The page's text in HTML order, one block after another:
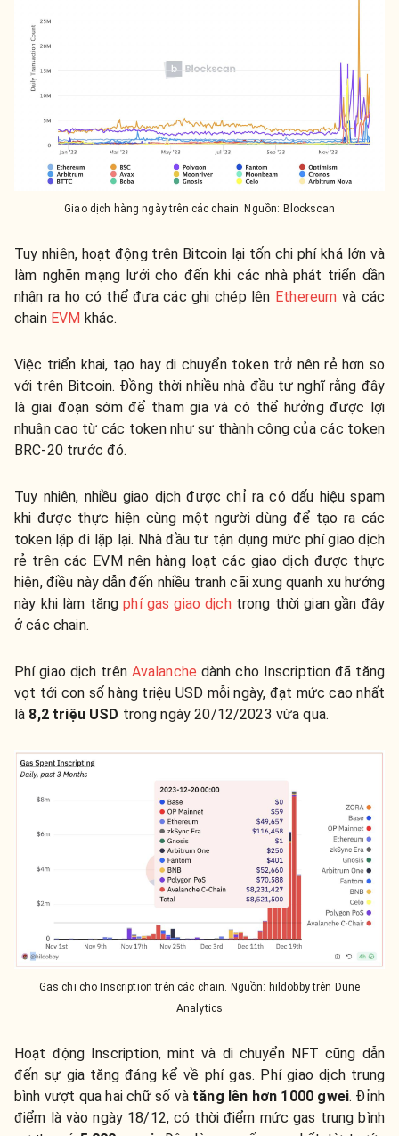
Giao dịch hàng ngày trên các chain. Nguồn: Blockscan
Tuy nhiên, hoạt động trên Bitcoin lại tốn chi phí khá lớn và
làm nghẽn mạng lưới cho đến khi các nhà phát triển dần
nhận ra họ có thể đưa các ghi chép lên Ethereum và các
chain EVM khác.
Việc triển khai, tạo hay di chuyển token trở nên rẻ hơn so
với trên Bitcoin. Đồng thời nhiều nhà đầu tư nghĩ rằng đây
là giai đoạn sớm để tham gia và có thể hưởng được lợi
nhuận cao từ các token như sự thành công của các token
BRC-20 trước đó.
Tuy nhiên, nhiều giao dịch được chỉ ra có dấu hiệu spam
khi được thực hiện cùng một người dùng để tạo ra các
token lặp đi lặp lại. Nhà đầu tư tận dụng mức phí giao dịch
rẻ trên các EVM nên hàng loạt các giao dịch được thực
hiện, điều này dẫn đến nhiều tranh cãi xung quanh xu hướng
này khi làm tăngphí gas giao dịchtrong thời gian gần đây
ở các chain.
Phí giao dịch trên Avalanche dành cho Inscription đã tăng
vọt tới con số hàng triệu USD mỗi ngày, đạt mức cao nhất
là 8,2 triệu USD trong ngày 20/12/2023 vừa qua.
Gas chi cho Inscription trên các chain. Nguồn: hildobby trên Dune
Analytics
Hoạt động Inscription, mint và di chuyển NFT cũng dẫn
đến sự gia tăng đáng kể về phí gas. Phí giao dịch trung
bình vượt qua hai chữ số và tăng lên hơn 1000 gwei. Đỉnh
điểm là vào ngày 18/12, có thời điểm mức gas trung bình